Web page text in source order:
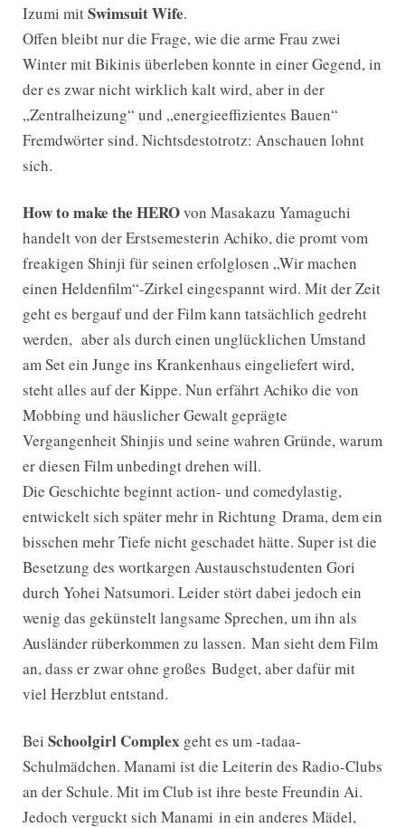
Izumi mitSwimsuit Wife.
Offen bleibt nur die Frage, wie die arme Frau zwei
Winter mit Bikinis überleben konnte in einer Gegend, in
der es zwar nicht wirklich kalt wird, aber in der
„Zentralheizung“ und „energieeffizientes Bauen“
Fremdwörter sind. Nichtsdestotrotz: Anschauen lohnt
sich.
How to make the HEROvon Masakazu Yamaguchi
handelt von der Erstsemesterin Achiko, die promt vom
freakigen Shinji für seinen erfolglosen „Wir machen
einen Heldenfilm“-Zirkel eingespannt wird. Mit der Zeit
geht es bergauf und der Film kann tatsächlich gedreht
werden, aber als durch einen unglücklichen Umstand
am Set ein Junge ins Krankenhaus eingeliefert wird,
steht alles auf der Kippe. Nun erfährt Achiko die von
Mobbing und häuslicher Gewalt geprägte
Vergangenheit Shinjis und seine wahren Gründe, warum
er diesen Film unbedingt drehen will.
Die Geschichte beginnt action- und comedylastig,
entwickelt sich später mehr in Richtung Drama, dem ein
bisschen mehr Tiefe nicht geschadet hätte. Super ist die
Besetzung des wortkargen Austauschstudenten Gori
durch Yohei Natsumori. Leider stört dabei jedoch ein
wenig das gekünstelt langsame Sprechen, um ihn als
Ausländer rüberkommen zu lassen. Man sieht dem Film
an, dass er zwar ohne großes Budget, aber dafür mit
viel Herzblut entstand.
Bei Schoolgirl Complex geht es um -tadaa-
Schulmädchen. Manami ist die Leiterin des Radio-Clubs
an der Schule. Mit im Club ist ihre beste Freundin Ai.
Jedoch verguckt sich Manami in ein anderes Mädel,